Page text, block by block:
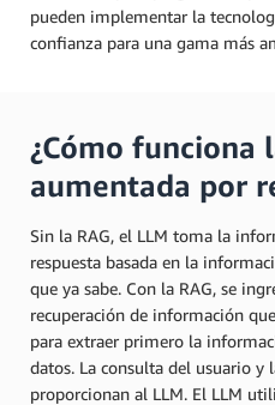
pueden implementar la
confianza para una gama más
¿Cómo funciona
aumentada por
Sin la RAG, el LLM toma la
respuesta basada en la
que ya sabe. Con la RAG, se
recuperación de información
para extraer primero la
datos. La consulta del usuario y
proporcionan al LLM. El LLM